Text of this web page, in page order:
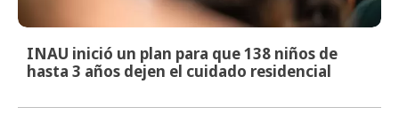
INAU inició un plan para que 138 niños de
hasta 3 años dejen el cuidado residencial